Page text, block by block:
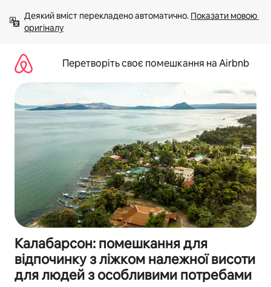
вмісту
Деякий вміст перекладено автоматично. Показати мовою
оригіналу
Перетворіть своє помешкання на Airbnb
Калабарсон: помешкання для
відпочинку з ліжком належної висоти
для людей з особливими потребами